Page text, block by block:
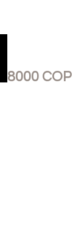
8000 COP